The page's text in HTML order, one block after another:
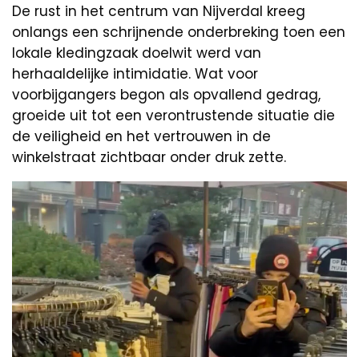
De rust in het centrum van Nijverdal kreeg
onlangs een schrijnende onderbreking toen een
lokale kledingzaak doelwit werd van
herhaaldelijke intimidatie. Wat voor
voorbijgangers begon als opvallend gedrag,
groeide uit tot een verontrustende situatie die
de veiligheid en het vertrouwen in de
winkelstraat zichtbaar onder druk zette.